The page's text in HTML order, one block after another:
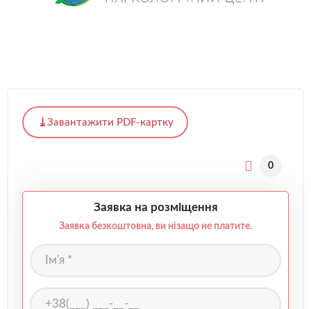
Завантажити PDF-картку
0
Заявка на розміщення
Заявка безкоштовна, ви нізащо не платите.